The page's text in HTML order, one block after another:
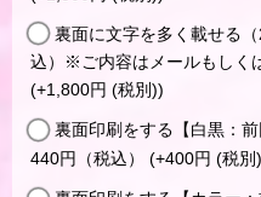
裏面に文字を多く載せる
込）※ご内容はメールもしく
(+1,800円 (税別))
裏面印刷をする【白黒：
440円（税込） (+400円 (税別)